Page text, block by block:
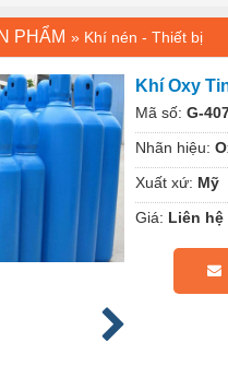
PHẨM » Khí nén - Thiết bị
Khí Oxy
Mã số: G-
Nhãn hiệu:
Xuất xứ: Mỹ
Giá: Liên hệ